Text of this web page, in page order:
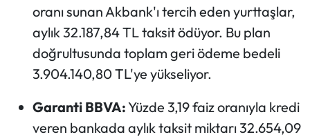
oranı sunan Akbank'ı tercih eden yurttaşlar,
aylık 32.187,84 TL taksit ödüyor. Bu plan
doğrultusunda toplam geri ödeme bedeli
3.904.140,80 TL'ye yükseliyor.
Garanti BBVA:Yüzde 3,19 faiz oranıyla kredi
veren bankada aylık taksit miktarı 32.654,09